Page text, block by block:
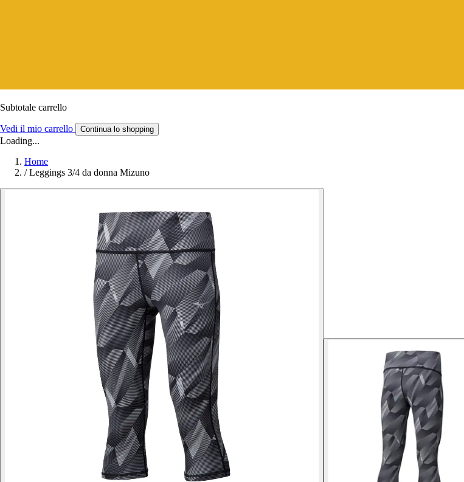
Subtotale carrello
Vedi il mio carrello Continua lo shopping
Loading...
Home
/ Leggings 3/4 da donna Mizuno